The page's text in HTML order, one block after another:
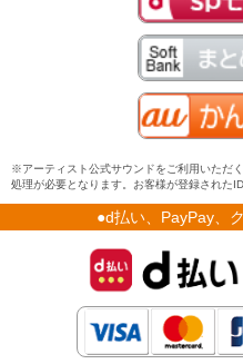
※アーティスト公式サウンドをご利用いただ
処理が必要となります。お客様が登録された
●d払い、PayPay、